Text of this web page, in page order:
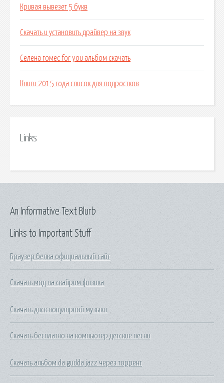
Кривая вывезет 5 букв
Скачать и установить драйвер на звук
Селена гомес for you альбом скачать
Книги 2015 года список для подростков
Links
Links to Important Stuff
Браузер белка официальный сайт
Скачать мод на скайрим физика
Скачать диск популярной музыки
Скачать бесплатно на компьютер детские песни
Скачать альбом da gudda jazz через торрент
An Informative Text Blurb